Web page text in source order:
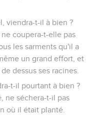
viendra-t-il à bien ?
coupera-t-elle pas
les sarments qu'il a
un grand effort, et
dessus ses racines.
t-il pourtant à bien ?
ne séchera-t-il pas
où il était planté.